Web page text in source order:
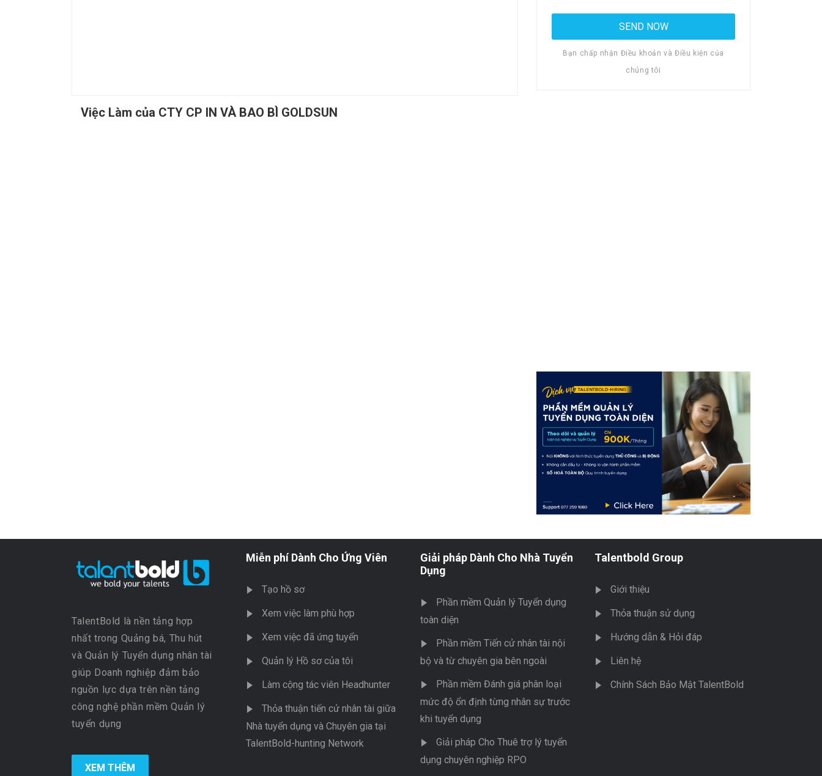
Việc Làm của CTY CP IN VÀ BAO BÌ GOLDSUN
Bạn chấp nhận Điều khoản và Điều kiện của
chúng tôi
TalentBold là nền tảng hợp
nhất trong Quảng bá, Thu hút
và Quản lý Tuyển dụng nhân tài
giúp Doanh nghiệp đảm bảo
nguồn lực dựa trên nền tảng
công nghệ phần mềm Quản lý
tuyển dụng
XEM THÊM
Miễn phí Dành Cho Ứng Viên
Tạo hồ sơ
Xem việc làm phù hợp
Xem việc đã ứng tuyển
Quản lý Hồ sơ của tôi
Làm cộng tác viên Headhunter
Thỏa thuận tiến cử nhân tài giữa
Nhà tuyển dụng và Chuyên gia tại
TalentBold-hunting Network
Giải pháp Dành Cho Nhà Tuyển
Dụng
Phần mềm Quản lý Tuyển dụng
toàn diện
Phần mềm Tiến cử nhân tài nội
bộ và từ chuyên gia bên ngoài
Phần mềm Đánh giá phân loại
mức độ ổn định từng nhân sự trước
khi tuyển dụng
Giải pháp Cho Thuê trợ lý tuyển
dụng chuyên nghiệp RPO
Talentbold Group
Giới thiệu
Thỏa thuận sử dụng
Hướng dẫn & Hỏi đáp
Liên hệ
Chính Sách Bảo Mật TalentBold